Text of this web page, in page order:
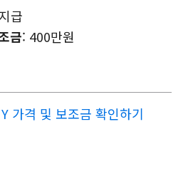
급
금: 400만원
가격 및 보조금 확인하기